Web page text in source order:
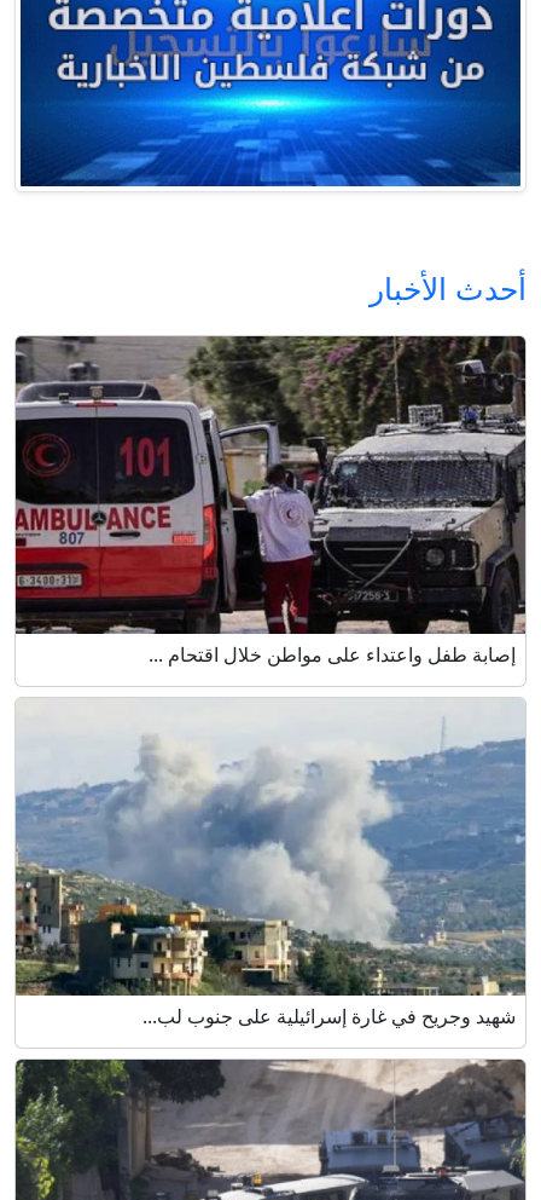
أحدث الأخبار
إصابة طفل واعتداء على مواطن خلال اقتحام ...
شهيد وجريح في غارة إسرائيلية على جنوب لب...